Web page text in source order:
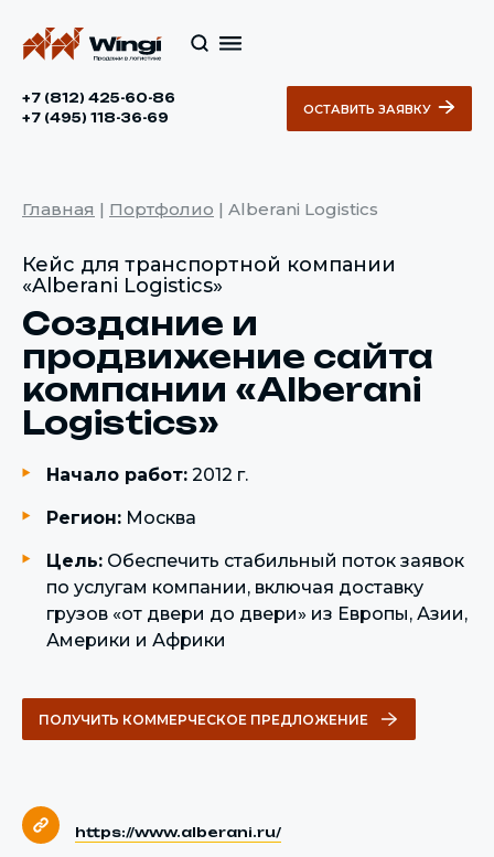
+7 (812) 425-60-86
+7 (495) 118-36-69
ОСТАВИТЬ ЗАЯВКУ
Главная | Портфолио | Alberani Logistics
Кейс для транспортной компании
«Alberani Logistics»
Создание и
продвижение сайта
компании «Alberani
Logistics»
Начало работ: 2012 г.
Регион: Москва
Цель: Обеспечить стабильный поток заявок
по услугам компании, включая доставку
грузов «от двери до двери» из Европы, Азии,
Америки и Африки
ПОЛУЧИТЬ КОММЕРЧЕСКОЕ ПРЕДЛОЖЕНИЕ
https://www.alberani.ru/